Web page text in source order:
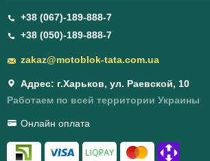
+38 (067)-189-888-7
+38 (050)-189-888-7
zakaz@motoblok-tata.com.ua
Адрес: г.Харьков, ул. Раевской, 10
Работаем по всей территории Украины
Онлайн оплата